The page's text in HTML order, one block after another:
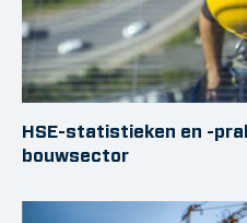
HSE-statistieken en -
bouwsector